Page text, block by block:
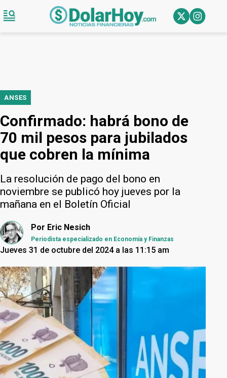
ANSES
Confirmado: habrá bono de
70 mil pesos para jubilados
que cobren la mínima
La resolución de pago del bono en
noviembre se publicó hoy jueves por la
mañana en el Boletín Oficial
Por Eric Nesich
Periodista especializado en Economía y Finanzas
Jueves 31 de octubre del 2024 a las 11:15 am